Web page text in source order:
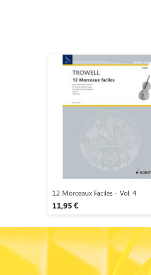
 Aperçu rapide
12 Morceaux Faciles - Vol. 4
11,95 €